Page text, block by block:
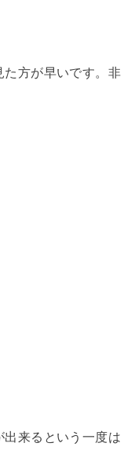
た方が早いです。非
来るという一度は